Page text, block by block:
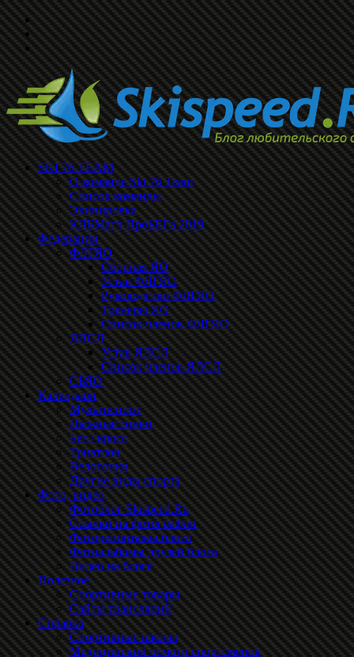
SKI 76 TEAM
О команде Ski 76 Team
Список команды
Экипировка
КЛБМатч ПроБЕГа 2019
Федерации
ФЛГЯО
Сборная ЯО
Устав ФЛГЯО
Руководство ФЛГЯО
Тренеры ЯО
Список членов ФЛГЯО
ЯЛСЛ
Устав ЯЛСЛ
Список членов ЯЛСЛ
СБЯО
Календари
Мультиспорт
Лыжные гонки
Бег / кросс
Триатлон
Велогонки
Другие виды спорта
Фото, видео
Фотоблог Skispeed.Ru
Ссылки на фотографии
Фоторепортажы блога
Фотоальбомы друзей блога
Видео на блоге
Полезное
Спортивные товары
Сайты трансляций
Справка
Спортивные школы
Медицинский осмотр спортсменов